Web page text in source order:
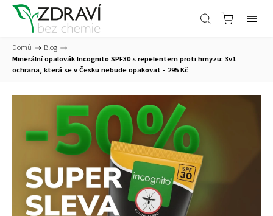
Domů / Blog /
Minerální opalovák Incognito SPF30 s repelentem proti hmyzu: 3v1
ochrana, která se v Česku nebude opakovat - 295 Kč